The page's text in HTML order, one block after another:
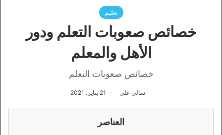
تعليم
خصائص صعوبات التعلم ودور
الأهل والمعلم
خصائص صعوبات التعلم
سالي علي 21 يناير، 2021
العناصر